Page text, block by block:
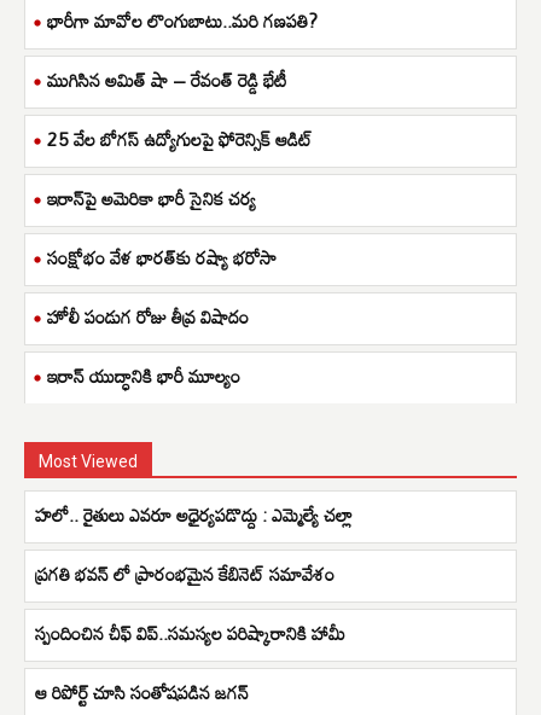
భారీగా మావోల లొంగుబాటు..మరి గణపతి?
ముగిసిన అమిత్ షా – రేవంత్ రెడ్డి భేటీ
25 వేల బోగస్ ఉద్యోగులపై ఫోరెన్సిక్ ఆడిట్
ఇరాన్‌పై అమెరికా భారీ సైనిక చర్య
సంక్షోభం వేళ భారత్‌కు రష్యా భరోసా
హోలీ పండుగ రోజు తీవ్ర విషాదం
ఇరాన్ యుద్ధానికి భారీ మూల్యం
Most Viewed
హలో.. రైతులు ఎవరూ అధైర్యపడొద్దు : ఎమ్మెల్యే చల్లా
ప్రగతి భవన్ లో ప్రారంభమైన కేబినెట్ సమావేశం
స్పందించిన చీఫ్ విప్..సమస్యల పరిష్కారానికి హామీ
ఆ రిపోర్ట్ చూసి సంతోషపడిన జగన్